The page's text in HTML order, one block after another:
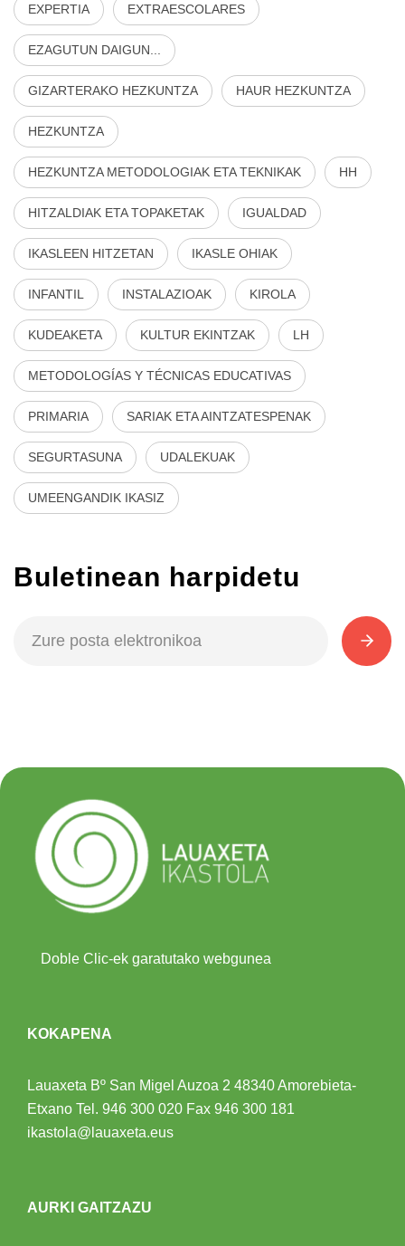
EXPERTIA EXTRAESCOLARES
EZAGUTUN DAIGUN...
GIZARTERAKO HEZKUNTZA HAUR HEZKUNTZA
HEZKUNTZA
HEZKUNTZA METODOLOGIAK ETA TEKNIKAK HH
HITZALDIAK ETA TOPAKETAK IGUALDAD
IKASLEEN HITZETAN IKASLE OHIAK
INFANTIL INSTALAZIOAK KIROLA
KUDEAKETA KULTUR EKINTZAK LH
METODOLOGÍAS Y TÉCNICAS EDUCATIVAS
PRIMARIA SARIAK ETA AINTZATESPENAK
SEGURTASUNA UDALEKUAK
UMEENGANDIK IKASIZ
Buletinean harpidetu
Doble Clic-ek garatutako webgunea
KOKAPENA
Lauaxeta Bº San Migel Auzoa 2 48340 Amorebieta-
Etxano Tel. 946 300 020 Fax 946 300 181
ikastola@lauaxeta.eus
AURKI GAITZAZU